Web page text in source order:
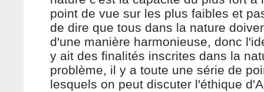
point de vue sur les plus faibles et
de dire que tous dans la nature
d'une manière harmonieuse, donc
y ait des finalités inscrites dans la
problème, il y a toute une série de
lesquels on peut discuter l'éthique